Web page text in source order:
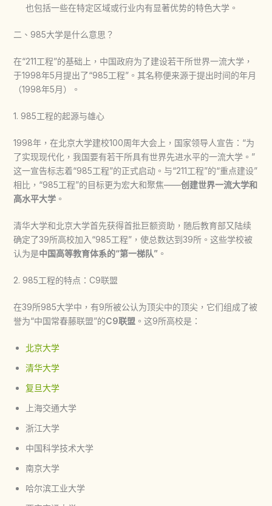
也包括一些在特定区域或行业内有显著优势的特色大学。
二、985大学是什么意思？
在“211工程”的基础上，中国政府为了建设若干所世界一流大学，
于1998年5月提出了“985工程”。其名称便来源于提出时间的年月
（1998年5月）。
1. 985工程的起源与雄心
1998年，在北京大学建校100周年大会上，国家领导人宣告：“为
了实现现代化，我国要有若干所具有世界先进水平的一流大学。”
这一宣告标志着“985工程”的正式启动。与“211工程”的“重点建设”
相比，“985工程”的目标更为宏大和聚焦——创建世界一流大学和
高水平大学。
清华大学和北京大学首先获得首批巨额资助，随后教育部又陆续
确定了39所高校加入“985工程”，使总数达到39所。这些学校被
认为是中国高等教育体系的“第一梯队”。
2. 985工程的特点：C9联盟
在39所985大学中，有9所被公认为顶尖中的顶尖，它们组成了被
誉为“中国常春藤联盟”的C9联盟 。这9所高校是：
北京大学
清华大学
复旦大学
上海交通大学
浙江大学
中国科学技术大学
南京大学
哈尔滨工业大学